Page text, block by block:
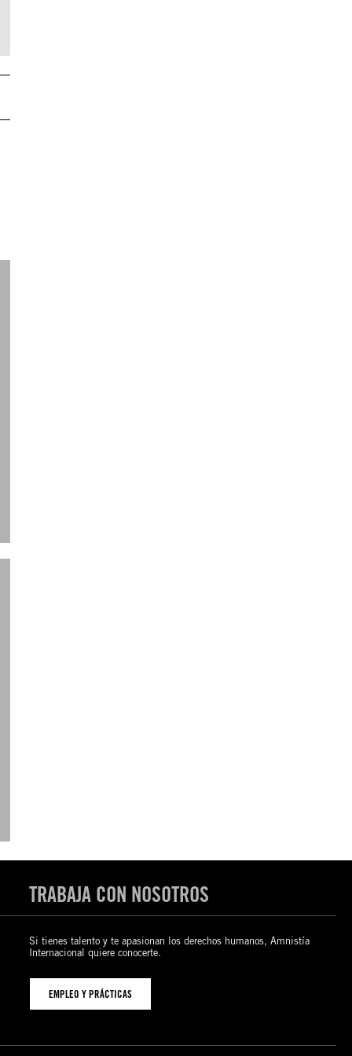
TRABAJA CON NOSOTROS
Si tienes talento y te apasionan los derechos humanos, Amnistía
Internacional quiere conocerte.
EMPLEO Y PRÁCTICAS